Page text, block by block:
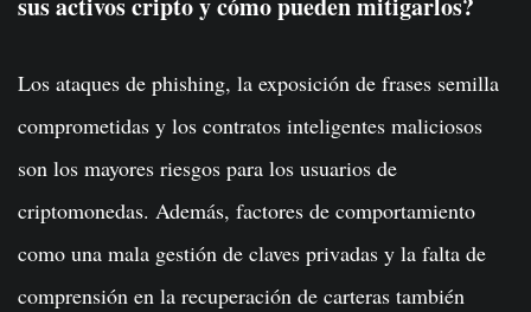
Los ataques de phishing, la exposición de frases semilla
comprometidas y los contratos inteligentes maliciosos
son los mayores riesgos para los usuarios de
criptomonedas. Además, factores de comportamiento
como una mala gestión de claves privadas y la falta de
comprensión en la recuperación de carteras también